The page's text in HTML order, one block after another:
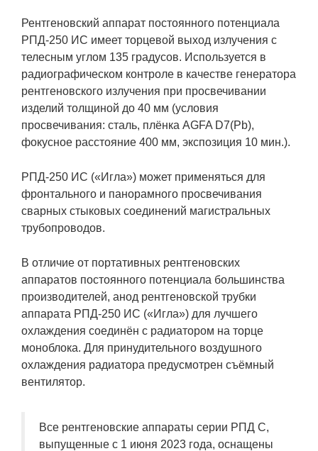
Рентгеновский аппарат постоянного потенциала
РПД-250 ИС имеет торцевой выход излучения с
телесным углом 135 градусов. Используется в
радиографическом контроле в качестве генератора
рентгеновского излучения при просвечивании
изделий толщиной до 40 мм (условия
просвечивания: сталь, плёнка AGFA D7(Pb),
фокусное расстояние 400 мм, экспозиция 10 мин.).
РПД-250 ИС («Игла») может применяться для
фронтального и панорамного просвечивания
сварных стыковых соединений магистральных
трубопроводов.
В отличие от портативных рентгеновских
аппаратов постоянного потенциала большинства
производителей, анод рентгеновской трубки
аппарата РПД-250 ИС («Игла») для лучшего
охлаждения соединён с радиатором на торце
моноблока. Для принудительного воздушного
охлаждения радиатора предусмотрен съёмный
вентилятор.
Все рентгеновские аппараты серии РПД С,
выпущенные с 1 июня 2023 года, оснащены